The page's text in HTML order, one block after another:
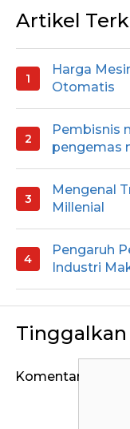
Artikel
Harga
Otomatis
Pembisnis
pengemas
Mengenal
Millenial
Pengaruh
Industri
Komentar